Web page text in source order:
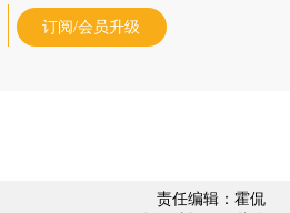
订阅/会员升级
责任编辑：霍侃